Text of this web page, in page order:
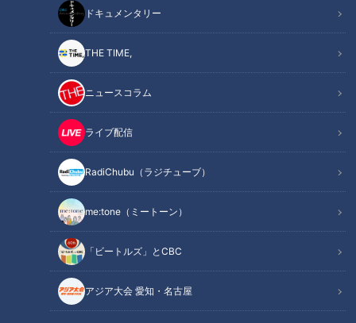
ドキュメンタリー
THE TIME,
ニュースコラム
ライブ配信
RadiChubu（ラジチューブ）
me:tone（ミートーン）
「ビートルズ」とCBC
アジア大会 愛知・名古屋
この記事を見たあなたへのおすすめ
フランス人は菓子店「シャトレ
ーゼ」の店名に顔を赤らめる？
黒蜜の甘さ引き立つ伊勢市伝統
の銘菓「みつだんご」。三重県
伊勢市でなりゆきグルメ旅